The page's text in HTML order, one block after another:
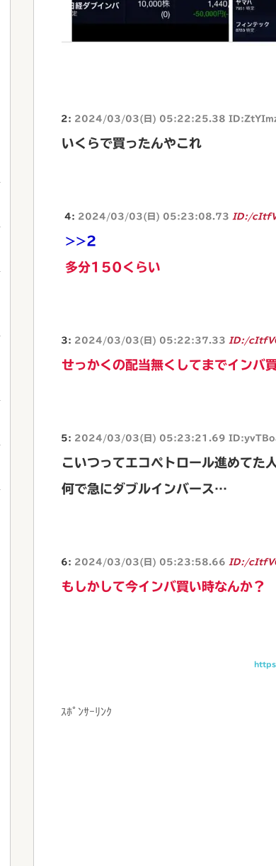
2: 2024/03/03(日) 05:22:25.38
いくらで買ったんやこれ
4: 2024/03/03(日) 05:23:08.73 ID:/
>>2
多分150くらい
3: 2024/03/03(日) 05:22:37.33 ID:/
せっかくの配当無くしてまでインバ
5: 2024/03/03(日) 05:23:21.69
こいつってエコペトロール進めてた
何で急にダブルインバース…
6: 2024/03/03(日) 05:23:58.66 ID:/
もしかして今インバ買い時なんか？
ｽﾎﾟﾝｻｰﾘﾝｸ